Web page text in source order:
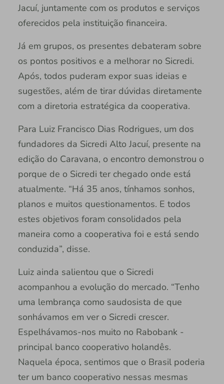
Jacuí, juntamente com os produtos e serviços
oferecidos pela instituição financeira.
Já em grupos, os presentes debateram sobre
os pontos positivos e a melhorar no Sicredi.
Após, todos puderam expor suas ideias e
sugestões, além de tirar dúvidas diretamente
com a diretoria estratégica da cooperativa.
Para Luiz Francisco Dias Rodrigues, um dos
fundadores da Sicredi Alto Jacuí, presente na
edição do Caravana, o encontro demonstrou o
porque de o Sicredi ter chegado onde está
atualmente. “Há 35 anos, tínhamos sonhos,
planos e muitos questionamentos. E todos
estes objetivos foram consolidados pela
maneira como a cooperativa foi e está sendo
conduzida”, disse.
Luiz ainda salientou que o Sicredi
acompanhou a evolução do mercado. “Tenho
uma lembrança como saudosista de que
sonhávamos em ver o Sicredi crescer.
Espelhávamos-nos muito no Rabobank -
principal banco cooperativo holandês.
Naquela época, sentimos que o Brasil poderia
ter um banco cooperativo nessas mesmas